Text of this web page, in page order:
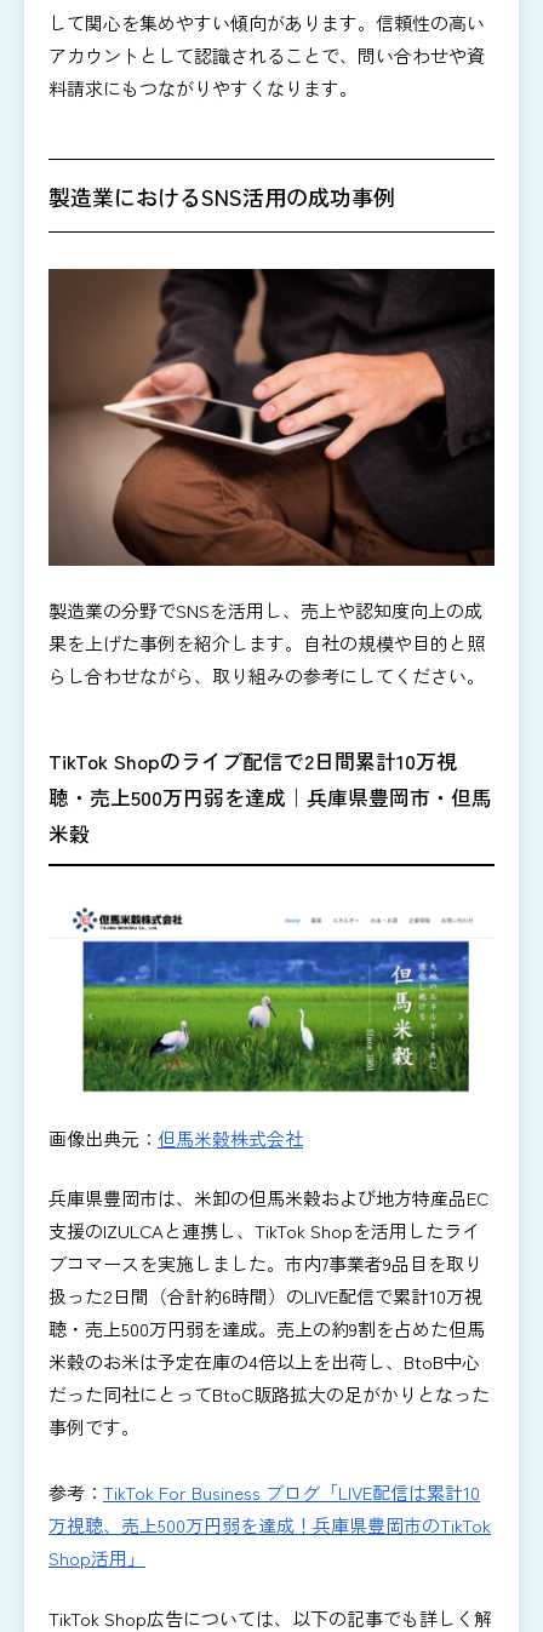
して関心を集めやすい傾向があります。信頼性の高い
アカウントとして認識されることで、問い合わせや資
料請求にもつながりやすくなります。
製造業におけるSNS活用の成功事例
製造業の分野でSNSを活用し、売上や認知度向上の成
果を上げた事例を紹介します。自社の規模や目的と照
らし合わせながら、取り組みの参考にしてください。
TikTok Shopのライブ配信で2日間累計10万視
聴・売上500万円弱を達成｜兵庫県豊岡市・但馬
米穀
画像出典元： 但馬米穀株式会社
兵庫県豊岡市は、米卸の但馬米穀および地方特産品EC
支援のIZULCAと連携し、TikTok Shopを活用したライ
ブコマースを実施しました。市内7事業者9品目を取り
扱った2日間（合計約6時間）のLIVE配信で累計10万視
聴・売上500万円弱を達成。売上の約9割を占めた但馬
米穀のお米は予定在庫の4倍以上を出荷し、BtoB中心
だった同社にとってBtoC販路拡大の足がかりとなった
事例です。
参考： TikTok For Business ブログ「LIVE配信は累計10
万視聴、売上500万円弱を達成！兵庫県豊岡市のTikTok
Shop活用」
TikTok Shop広告については、以下の記事でも詳しく解